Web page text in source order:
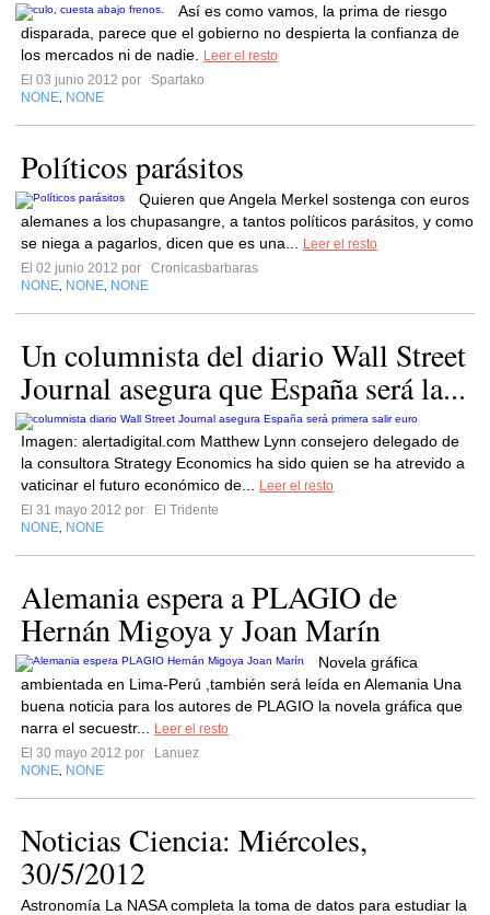
Así es como vamos, la prima de riesgo
disparada, parece que el gobierno no despierta la confianza de
los mercados ni de nadie.
Leer el resto
El 03 junio 2012 por
Spartako
NONE NONE
Políticos parásitos
Quieren que Angela Merkel sostenga con euros
alemanes a los chupasangre, a tantos políticos parásitos, y como
se niega a pagarlos, dicen que es una...
Leer el resto
El 02 junio 2012 por
Cronicasbarbaras
NONE NONE NONE
Un columnista del diario Wall Street
Journal asegura que España será la...
Imagen: alertadigital.com Matthew Lynn consejero delegado de
la consultora Strategy Economics ha sido quien se ha atrevido a
vaticinar el futuro económico de...
Leer el resto
El 31 mayo 2012 por
El Tridente
NONE NONE
Alemania espera a PLAGIO de
Hernán Migoya y Joan Marín
Novela gráfica
ambientada en Lima-Perú ,también será leída en Alemania Una
buena noticia para los autores de PLAGIO la novela gráfica que
narra el secuestr...
Leer el resto
El 30 mayo 2012 por
Lanuez
NONE NONE
Noticias Ciencia: Miércoles,
30/5/2012
Astronomía La NASA completa la toma de datos para estudiar la